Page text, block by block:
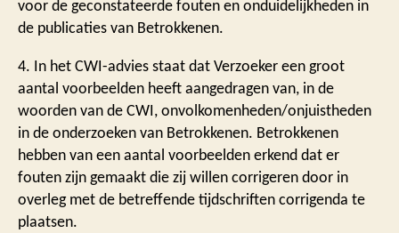
voor de geconstateerde fouten en onduidelijkheden in
de publicaties van Betrokkenen.
4. In het CWI-advies staat dat Verzoeker een groot
aantal voorbeelden heeft aangedragen van, in de
woorden van de CWI, onvolkomenheden/onjuistheden
in de onderzoeken van Betrokkenen. Betrokkenen
hebben van een aantal voorbeelden erkend dat er
fouten zijn gemaakt die zij willen corrigeren door in
overleg met de betreffende tijdschriften corrigenda te
plaatsen.